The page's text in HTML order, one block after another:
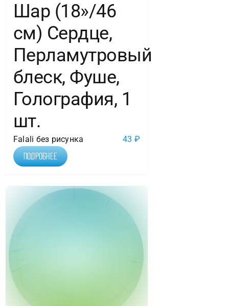
Шар (18»/46
см) Сердце,
Перламутровый
блеск, Фуше,
Голография, 1
шт.
Falali без рисунка 43 ₽
Подробнее